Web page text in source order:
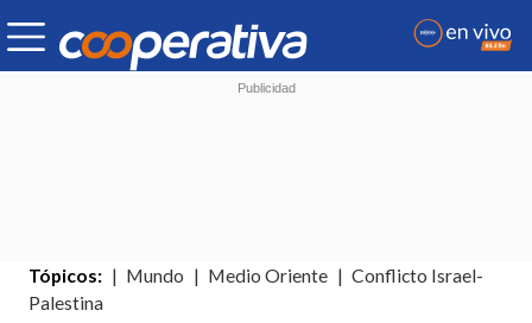
Tópicos: Mundo Medio Oriente
Conflicto Israel-
Palestina